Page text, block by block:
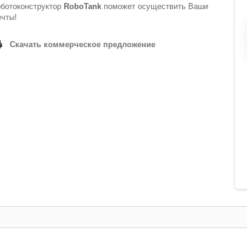
RoboTankпоможет осуществить Ваши
Скачать коммерческое предложение